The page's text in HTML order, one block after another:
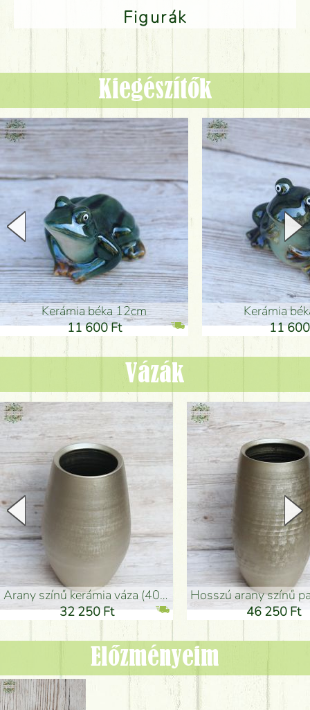
Figurák
Kiegészítők
Kerámia béka 12cm
11 600 Ft
Kerámia
11
Vázák
arany színű kerámia váza (40x26cm)
32 250 Ft
hosszú arany színű
46 250 Ft
Előzményeim